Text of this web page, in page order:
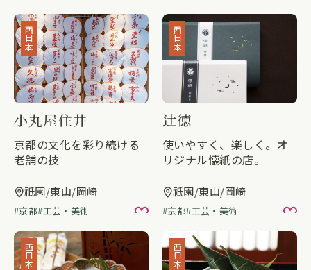
西日本
小丸屋住井
京都の文化を彩り続ける
老舗の技
祇園/東山/岡崎
京都 工芸・美術 お気に入り
西日本
辻徳
使いやすく、楽しく。オ
リジナル懐紙の店。
祇園/東山/岡崎
京都 工芸・美術 お
西日本 西日本